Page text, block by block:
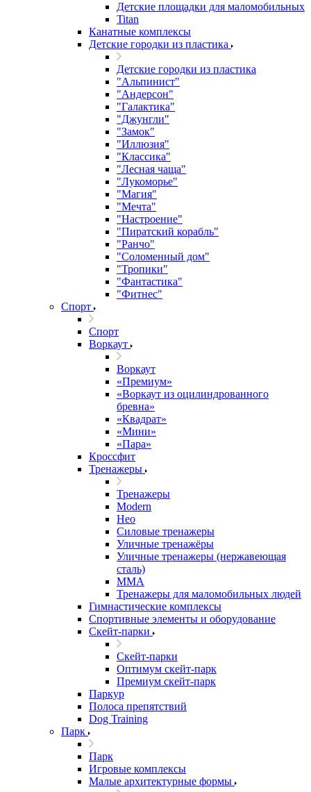
Детские площадки для маломобильных
Titan
Канатные комплексы
Детские городки из пластика
Детские городки из пластика
"Альпинист"
"Андерсон"
"Галактика"
"Джунгли"
"Замок"
"Иллюзия"
"Классика"
"Лесная чаща"
"Лукоморье"
"Магия"
"Мечта"
"Настроение"
"Пиратский корабль"
"Ранчо"
"Соломенный дом"
"Тропики"
"Фантастика"
"Фитнес"
Спорт
Спорт
Воркаут
Воркаут
«Премиум»
«Воркаут из оцилиндрованного
бревна»
«Квадрат»
«Мини»
«Пара»
Кроссфит
Тренажеры
Тренажеры
Modern
Нео
Силовые тренажеры
Уличные тренажёры
Уличные тренажеры (нержавеющая
сталь)
ММА
Тренажеры для маломобильных людей
Гимнастические комплексы
Спортивные элементы и оборудование
Скейт-парки
Скейт-парки
Оптимум скейт-парк
Премиум скейт-парк
Паркур
Полоса препятствий
Dog Training
Парк
Парк
Игровые комплексы
Малые архитектурные формы